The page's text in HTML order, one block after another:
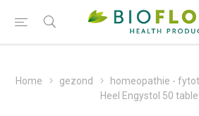
Home gezond homeopathie -
Heel Engystol 50